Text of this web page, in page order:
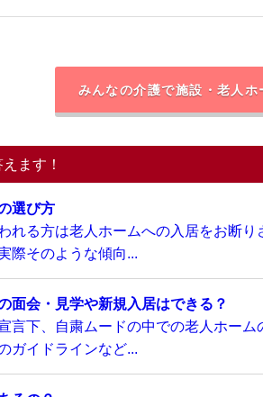
みんなの介護で施設・老人ホ
ます！
選び方
れる方は老人ホームへの入居をお断り
際そのような傾向...
面会・見学や新規入居はできる？
言下、自粛ムードの中での老人ホーム
ガイドラインなど...